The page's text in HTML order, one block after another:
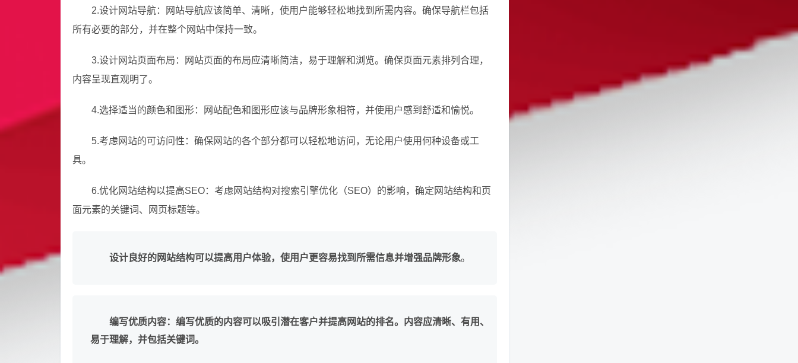
2.设计网站导航：网站导航应该简单、清晰，使用户能够轻松地找到所需内容。确保导航栏包括
所有必要的部分，并在整个网站中保持一致。
3.设计网站页面布局：网站页面的布局应清晰简洁，易于理解和浏览。确保页面元素排列合理，
内容呈现直观明了。
4.选择适当的颜色和图形：网站配色和图形应该与品牌形象相符，并使用户感到舒适和愉悦。
5.考虑网站的可访问性：确保网站的各个部分都可以轻松地访问，无论用户使用何种设备或工
具。
6.优化网站结构以提高SEO：考虑网站结构对搜索引擎优化（SEO）的影响，确定网站结构和页
面元素的关键词、网页标题等。
设计良好的网站结构可以提高用户体验，使用户更容易找到所需信息并增强品牌形象。
编写优质内容：编写优质的内容可以吸引潜在客户并提高网站的排名。内容应清晰、有用、
易于理解，并包括关键词。